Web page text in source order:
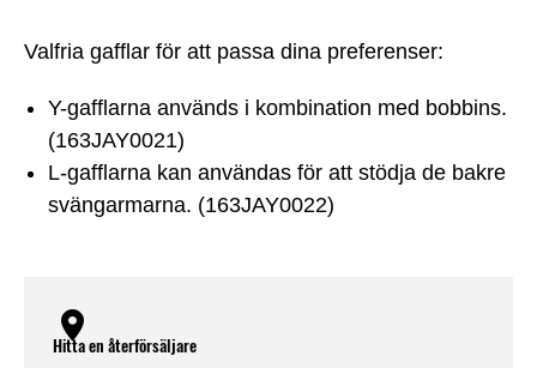
Valfria gafflar för att passa dina preferenser:
Y-gafflarna används i kombination med bobbins.
(163JAY0021)
L-gafflarna kan användas för att stödja de bakre
svängarmarna. (163JAY0022)
Hitta en återförsäljare